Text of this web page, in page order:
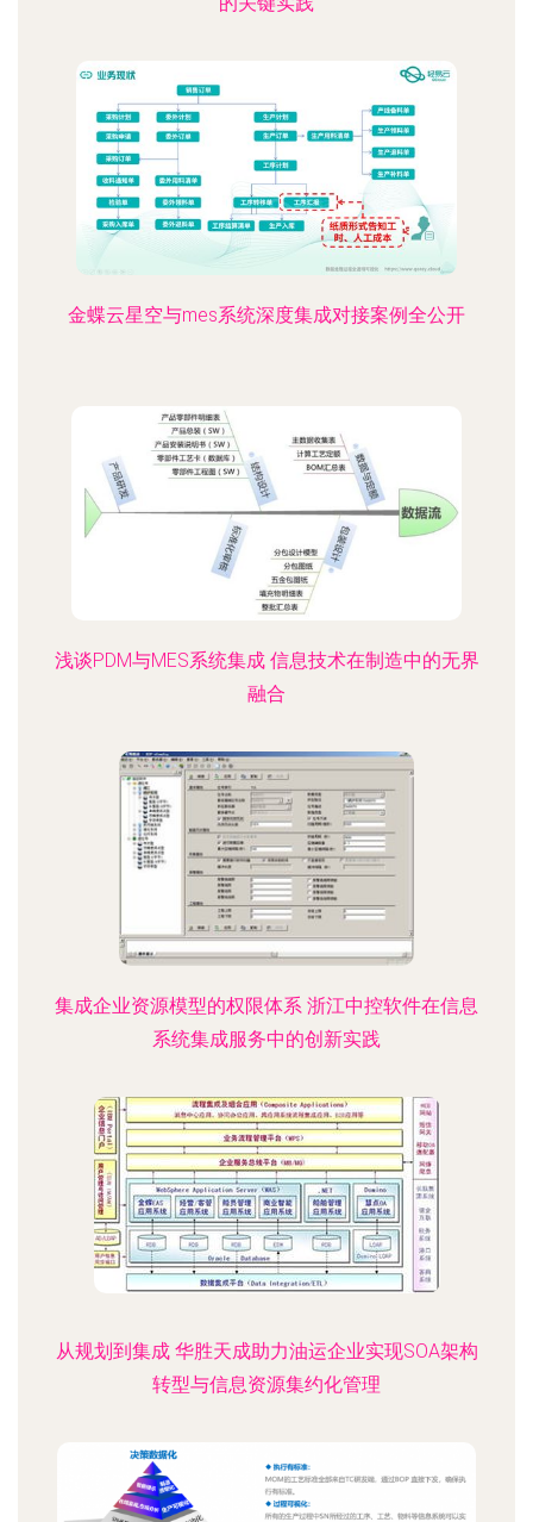
金蝶云星空与mes系统深度集成对接案例全公开
浅谈PDM与MES系统集成 信息技术在制造中的无界
融合
集成企业资源模型的权限体系 浙江中控软件在信息
系统集成服务中的创新实践
从规划到集成 华胜天成助力油运企业实现SOA架构
转型与信息资源集约化管理